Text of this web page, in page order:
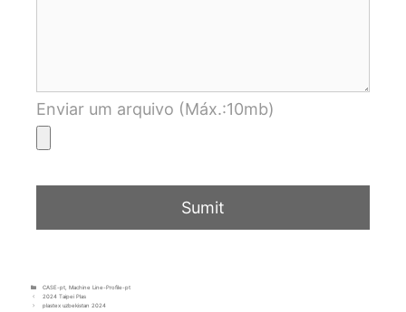
Enviar um arquivo (Máx.:10mb)
CASE-pt, Machine Line-Profile-pt
2024 Taipei Plas
plastex uzbekistan 2024